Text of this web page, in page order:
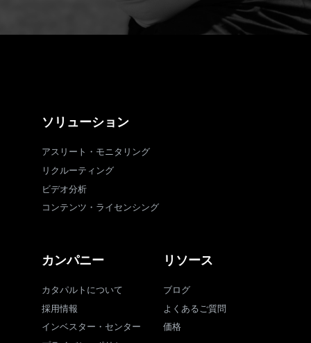
ソリューション
アスリート・モニタリング
リクルーティング
ビデオ分析
コンテンツ・ライセンシング
カンパニー
カタパルトについて
採用情報
インベスター・センター
リソース
ブログ
よくあるご質問
価格